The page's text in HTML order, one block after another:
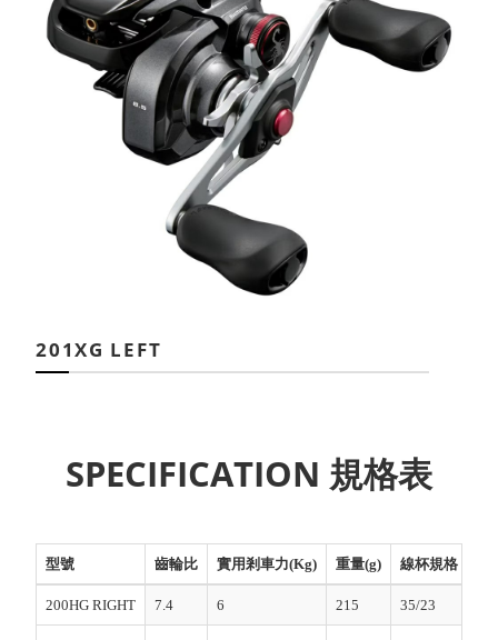
201XG LEFT
SPECIFICATION 規格表
型號 齒輪比 實用剎車力(Kg) 重量(g) 線杯規格 徑(
200HG RIGHT 7.4 6 215 35/23